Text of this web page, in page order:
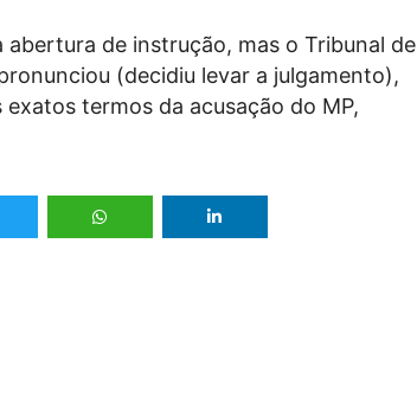
abertura de instrução, mas o Tribunal de
(decidiu levar a julgamento),
termos da acusação do MP,